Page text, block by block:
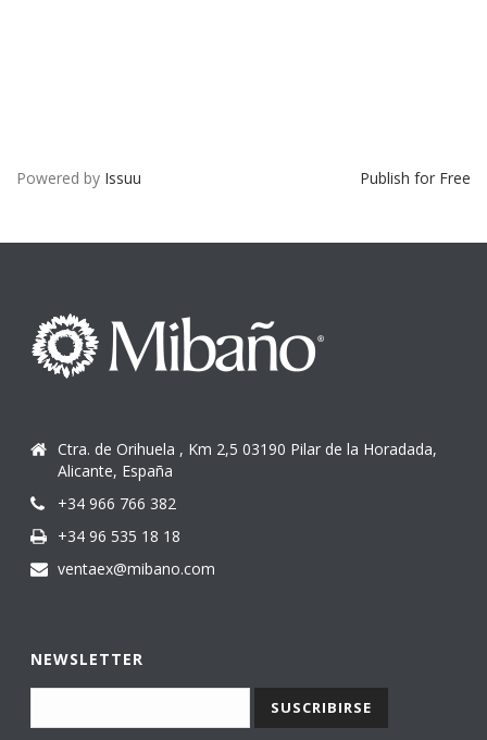
Powered by Issuu Publish for Free
Ctra. de Orihuela , Km 2,5 03190 Pilar de la Horadada,
Alicante, España
+34 966 766 382
+34 96 535 18 18
ventaex@mibano.com
NEWSLETTER